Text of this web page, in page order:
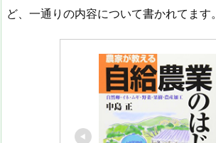
ど、一通りの内容について書かれてます。